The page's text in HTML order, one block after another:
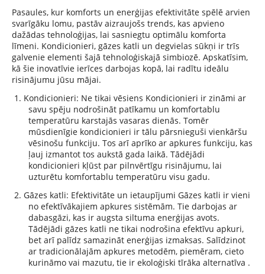
Pasaules, kur komforts un enerģijas efektivitāte spēlē arvien
svarīgāku lomu, pastāv aizraujošs trends, kas apvieno
dažādas tehnoloģijas, lai sasniegtu optimālu komforta
līmeni. Kondicionieri, gāzes katli un degvielas sūkņi ir trīs
galvenie elementi šajā tehnoloģiskajā simbiozē. Apskatīsim,
kā šie inovatīvie ierīces darbojas kopā, lai radītu ideālu
risinājumu jūsu mājai.
1. Kondicionieri: Ne tikai vēsiens Kondicionieri ir zināmi ar
savu spēju nodrošināt patīkamu un komfortablu
temperatūru karstajās vasaras dienās. Tomēr
mūsdienīgie kondicionieri ir tālu pārsnieguši vienkāršu
vēsinošu funkciju. Tos arī aprīko ar apkures funkciju, kas
ļauj izmantot tos aukstā gada laikā. Tādējādi
kondicionieri kļūst par pilnvērtīgu risinājumu, lai
uzturētu komfortablu temperatūru visu gadu.
2. Gāzes katli: Efektivitāte un ietaupījumi Gāzes katli ir vieni
no efektīvākajiem apkures sistēmām. Tie darbojas ar
dabasgāzi, kas ir augsta siltuma enerģijas avots.
Tādējādi gāzes katli ne tikai nodrošina efektīvu apkuri,
bet arī palīdz samazināt enerģijas izmaksas. Salīdzinot
ar tradicionālajām apkures metodēm, piemēram, cieto
kurināmo vai mazutu, tie ir ekoloģiski tīrāka alternatīva .